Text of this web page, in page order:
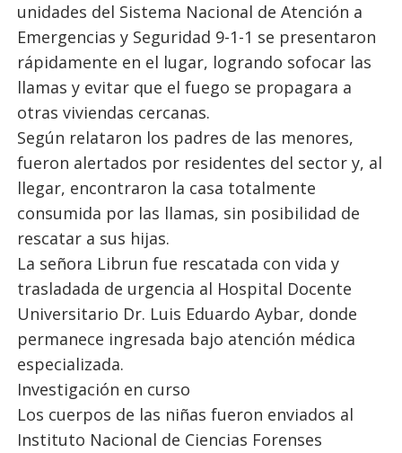
unidades del Sistema Nacional de Atención a
Emergencias y Seguridad 9-1-1 se presentaron
rápidamente en el lugar, logrando sofocar las
llamas y evitar que el fuego se propagara a
otras viviendas cercanas.
Según relataron los padres de las menores,
fueron alertados por residentes del sector y, al
llegar, encontraron la casa totalmente
consumida por las llamas, sin posibilidad de
rescatar a sus hijas.
La señora Librun fue rescatada con vida y
trasladada de urgencia al Hospital Docente
Universitario Dr. Luis Eduardo Aybar, donde
permanece ingresada bajo atención médica
especializada.
Investigación en curso
Los cuerpos de las niñas fueron enviados al
Instituto Nacional de Ciencias Forenses